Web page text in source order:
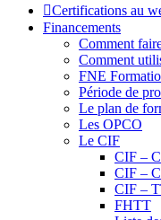
Certifications au
Financements
Comment
Comment
FNE
Période de
Le plan de
Les OPCO
Le CIF
CIF –
CIF –
CIF –
FHTT